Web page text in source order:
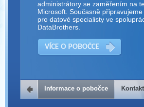
administrátory se zaměřením na
Microsoft. Současně
pro datové specialisty ve
DataBrothers.
VÍCE O POBOČCE
Kontakt na
Informace o pobočce